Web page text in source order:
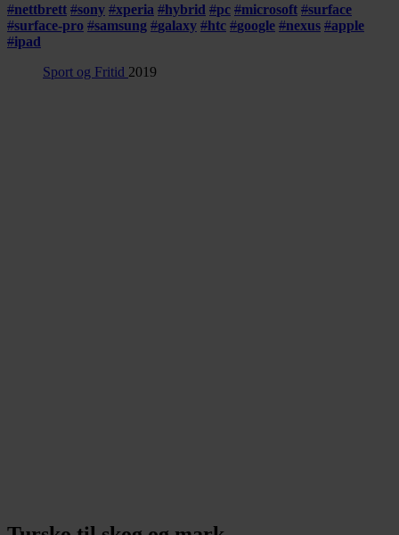
#nettbrett #sony #xperia #hybrid #pc #microsoft #surface
#surface-pro #samsung #galaxy #htc #google #nexus #apple
#ipad
Sport og Fritid 2019